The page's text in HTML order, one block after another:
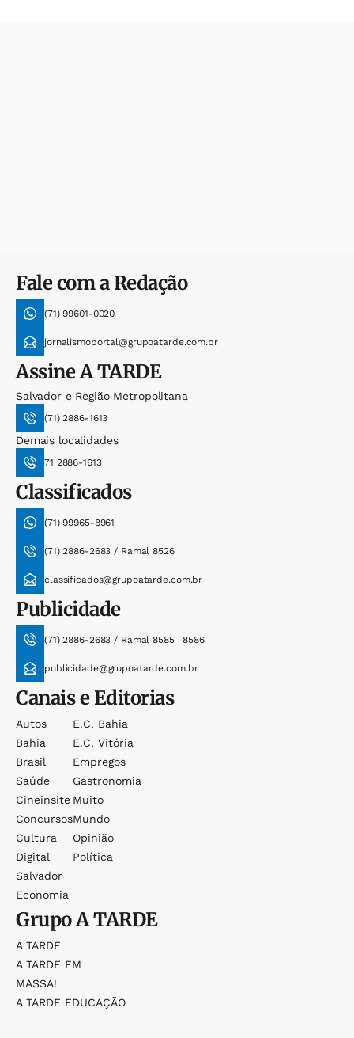
Fale com a Redação
(71) 99601-0020
jornalismoportal@grupoatarde.com.br
AssineA TARDE
Salvador e Região Metropolitana
(71) 2886-1613
Demais localidades
71 2886-1613
Classificados
(71) 99965-8961
(71) 2886-2683 / Ramal 8526
classificados@grupoatarde.com.br
Publicidade
(71) 2886-2683 / Ramal 8585 | 8586
publicidade@grupoatarde.com.br
Canais e Editorias
Autos
Bahia
Brasil
Saúde
Cineinsite
Concursos
Cultura
Digital
Salvador
Economia
E.c. Bahia
E.c. Vitória
Empregos
Gastronomia
Muito
Mundo
Opinião
Política
GrupoA TARDE
A TARDE
A TARDE FM
MASSA!
A TARDE EDUCAÇÃO